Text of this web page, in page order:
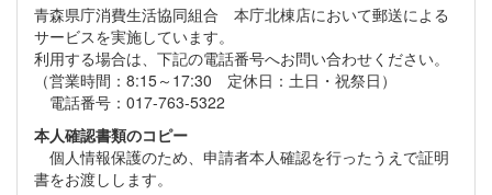
青森県庁消費生活協同組合 本庁北棟店において郵送による
サービスを実施しています。
利用する場合は、下記の電話番号へお問い合わせください。
（営業時間：8:15～17:30 定休日：土日・祝祭日）
電話番号：017-763-5322
本人確認書類のコピー
個人情報保護のため、申請者本人確認を行ったうえで証明
書をお渡しします。